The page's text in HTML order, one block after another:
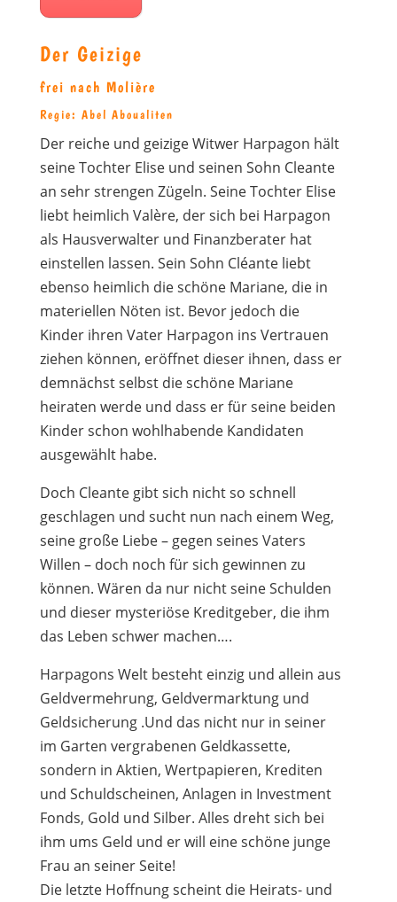
Der Geizige
frei nach Molière
Regie: Abel Aboualiten
Der reiche und geizige Witwer Harpagon hält
seine Tochter Elise und seinen Sohn Cleante
an sehr strengen Zügeln. Seine Tochter Elise
liebt heimlich Valère, der sich bei Harpagon
als Hausverwalter und Finanzberater hat
einstellen lassen. Sein Sohn Cléante liebt
ebenso heimlich die schöne Mariane, die in
materiellen Nöten ist. Bevor jedoch die
Kinder ihren Vater Harpagon ins Vertrauen
ziehen können, eröffnet dieser ihnen, dass er
demnächst selbst die schöne Mariane
heiraten werde und dass er für seine beiden
Kinder schon wohlhabende Kandidaten
ausgewählt habe.
Doch Cleante gibt sich nicht so schnell
geschlagen und sucht nun nach einem Weg,
seine große Liebe – gegen seines Vaters
Willen – doch noch für sich gewinnen zu
können. Wären da nur nicht seine Schulden
und dieser mysteriöse Kreditgeber, die ihm
das Leben schwer machen….
Harpagons Welt besteht einzig und allein aus
Geldvermehrung, Geldvermarktung und
Geldsicherung .Und das nicht nur in seiner
im Garten vergrabenen Geldkassette,
sondern in Aktien, Wertpapieren, Krediten
und Schuldscheinen, Anlagen in Investment
Fonds, Gold und Silber. Alles dreht sich bei
ihm ums Geld und er will eine schöne junge
Frau an seiner Seite!
Die letzte Hoffnung scheint die Heirats- und